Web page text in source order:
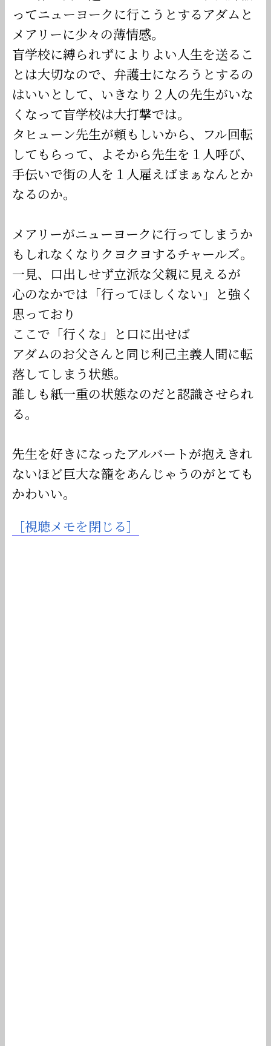
ってニューヨークに行こうとするアダムと
メアリーに少々の薄情感。
盲学校に縛られずによりよい人生を送るこ
とは大切なので、弁護士になろうとするの
はいいとして、いきなり２人の先生がいな
くなって盲学校は大打撃では。
タヒューン先生が頼もしいから、フル回転
してもらって、よそから先生を１人呼び、
手伝いで街の人を１人雇えばまぁなんとか
なるのか。
メアリーがニューヨークに行ってしまうか
もしれなくなりクヨクヨするチャールズ。
一見、口出しせず立派な父親に見えるが
心のなかでは「行ってほしくない」と強く
思っており
ここで「行くな」と口に出せば
アダムのお父さんと同じ利己主義人間に転
落してしまう状態。
誰しも紙一重の状態なのだと認識させられ
る。
先生を好きになったアルバートが抱えきれ
ないほど巨大な籠をあんじゃうのがとても
かわいい。
［視聴メモを閉じる］